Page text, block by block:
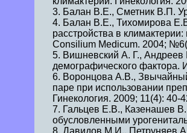
3. Балан В.Е., Сметник В.П.
4. Балан В.Е., Тихомирова
расстройства в
Consilium Medicum. 2004;
5. Вишневский А. Г.,
демографического
6. Воронцова А.В.,
паре при использовании
Гинекология. 2009; 11(4): 40-
7. Гальцев Е.В., Казенашев
обусловленными
8. Давидов М.И., Петруняев